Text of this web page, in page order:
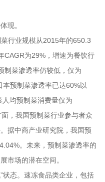
现。
行业规模从2015年的650.3
CAGR为29%，增速为餐饮行
制菜渗透率仍较低，仅为
预制菜渗透率已达60%以
人均预制菜消费量仅为
，我国预制菜行业参与者众
据中商产业研究院，我国预
。未来，预制菜渗透率的
市场的潜在空间。
态。速冻食品类企业，包括